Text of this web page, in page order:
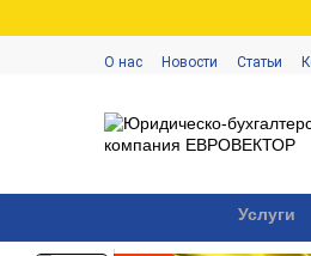
О нас Новости Статьи
Услуги